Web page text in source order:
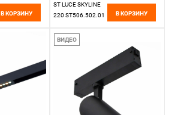
В КОРЗИНУ
ST LUCE SKYLINE
220 ST506.502.01
В КОРЗИНУ
ВИДЕО